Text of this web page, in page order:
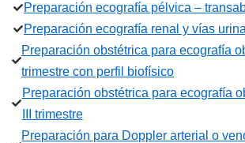
Preparación ecografía pélvica –
Preparación ecografía renal y vías
Preparación obstétrica para ecografía
trimestre con perfil biofísico
Preparación obstétrica para ecografía
III trimestre
Preparación para Doppler arterial o